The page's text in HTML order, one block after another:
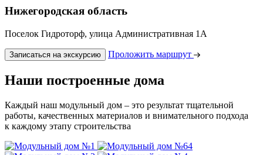
Нижегородская область
Поселок Гидроторф, улица Административная 1А
Записаться на экскурсию Проложить маршрут
Наши построенные дома
Каждый наш модульный дом – это результат тщательной
работы, качественных материалов и внимательного подхода
к каждому этапу строительства